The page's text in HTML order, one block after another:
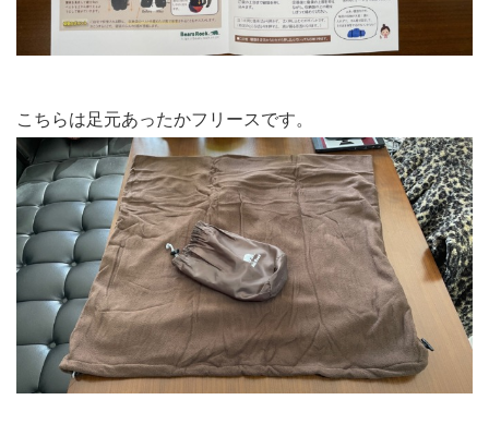
こちらは足元あったかフリースです。